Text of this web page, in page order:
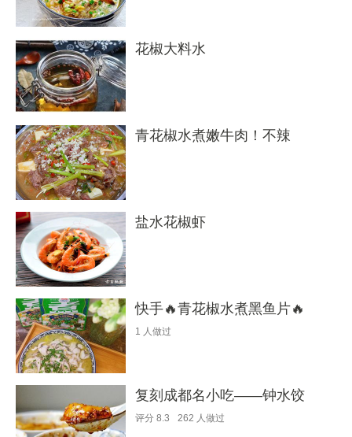
花椒大料水
青花椒水煮嫩牛肉！不辣
盐水花椒虾
快手🔥青花椒水煮黑鱼片🔥
1 人做过
复刻成都名小吃——钟水饺
评分 8.3 262 人做过